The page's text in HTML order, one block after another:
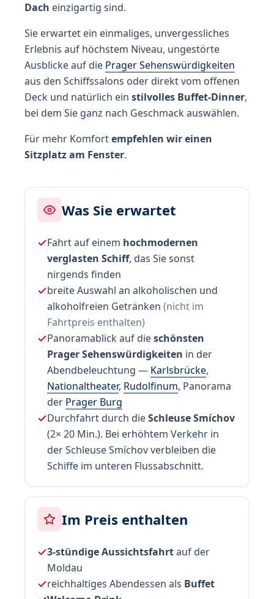
Dach einzigartig sind.
Sie erwartet ein einmaliges, unvergessliches
Erlebnis auf höchstem Niveau, ungestörte
Ausblicke auf die Prager Sehenswürdigkeiten
aus den Schiffssalons oder direkt vom offenen
Deck und natürlich ein stilvolles Buffet-Dinner,
bei dem Sie ganz nach Geschmack auswählen.
Für mehr Komfortempfehlen wir einen
Sitzplatz am Fenster.
Was Sie erwartet
Fahrt auf einem hochmodernen
verglasten Schiff, das Sie sonst
nirgends finden
breite Auswahl an alkoholischen und
alkoholfreien Getränken (nicht im
Fahrtpreis enthalten)
Panoramablick auf dieschönsten
Prager Sehenswürdigkeiten in der
Abendbeleuchtung — Karlsbrücke,
Nationaltheater, Rudolfinum, Panorama
der Prager Burg
Durchfahrt durch dieSchleuse Smíchov
(2× 20 Min.). Bei erhöhtem Verkehr in
der Schleuse Smíchov verbleiben die
Schiffe im unteren Flussabschnitt.
Im Preis enthalten
3-stündige Aussichtsfahrtauf der
Moldau
reichhaltiges Abendessen als Buffet